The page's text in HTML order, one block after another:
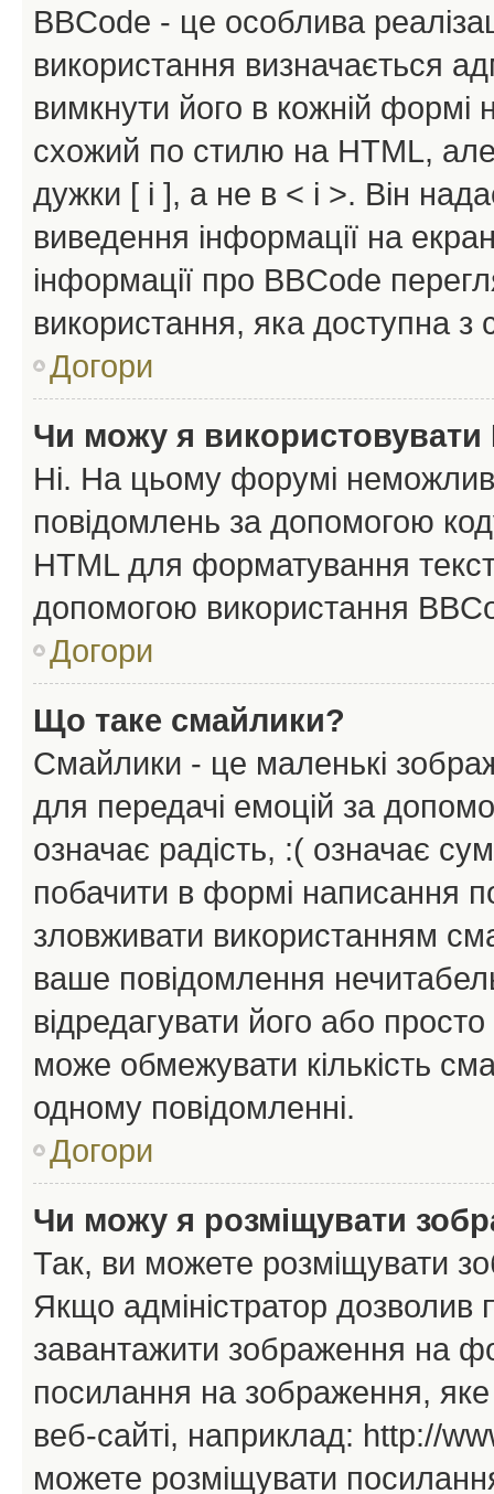
BBCode - це особлива
використання визначається
вимкнути його в кожній
схожий по стилю на HTML, але
дужки [ і ], а не в < і >. Він
виведення інформації на
інформації про BBCode
використання, яка доступна з
Догори
Чи можу я використовувати
Ні. На цьому форумі
повідомлень за допомогою
HTML для форматування
допомогою використання
Догори
Що таке смайлики?
Смайлики - це маленькі
для передачі емоцій за
означає радість, :( означає
побачити в формі написання
зловживати використанням
ваше повідомлення
відредагувати його або
може обмежувати кількість
одному повідомленні.
Догори
Чи можу я розміщувати
Так, ви можете розміщувати
Якщо адміністратор
завантажити зображення на
посилання на зображення, яке
веб-сайті, наприклад: http://
можете розміщувати